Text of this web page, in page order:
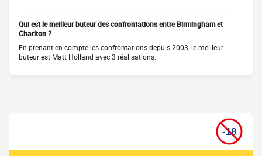
Qui est le meilleur buteur des confrontations entre Birmingham et
Charlton ?
En prenant en compte les confrontations depuis 2003, le meilleur
buteur est Matt Holland avec 3 réalisations.